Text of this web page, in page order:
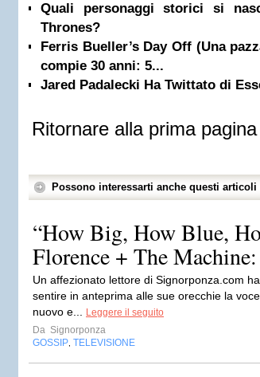
Quali personaggi storici si
Thrones?
Ferris Bueller’s Day Off (Una
compie 30 anni: 5...
Jared Padalecki Ha Twittato di
Ritornare alla prima
Possono interessarti anche questi articoli
“How Big, How Blue,
Florence + The
Un affezionato lettore di Signorponza.com
sentire in anteprima alle sue orecchie la
nuovo e...
Leggere il seguito
Da Signorponza
GOSSIP TELEVISIONE